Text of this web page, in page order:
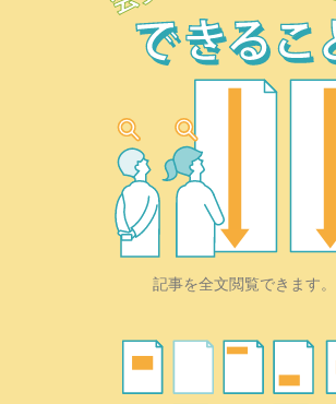
記事を全文閲覧できます。